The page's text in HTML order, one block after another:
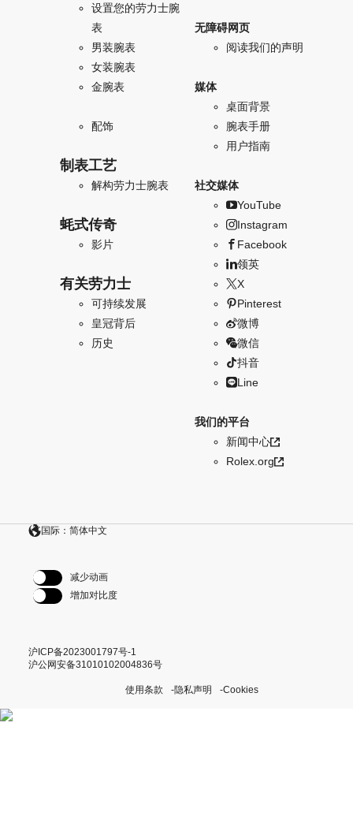
设置您的劳力士腕
表
男装腕表
女装腕表
金腕表
配饰
制表工艺
解构劳力士腕表
蚝式传奇
影片
有关劳力士
可持续发展
皇冠背后
历史
无障碍网页
阅读我们的声明
媒体
桌面背景
腕表手册
用户指南
社交媒体
YouTube
Instagram
Facebook
领英
X
Pinterest
微博
微信
抖音
Line
我们的平台
新闻中心
Rolex.org
国际：简体中文
减少动画
增加对比度
沪ICP备2023001797号-1
沪公网安备31010102004836号
使用条款 隐私声明 Cookies